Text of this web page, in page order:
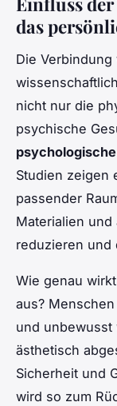
das
Die Verbindung
nicht nur die
psychische
Studien zeigen
passender
Materialien und
reduzieren und
Wie genau
aus?
und unbewusst
ästhetisch
Sicherheit und
wird so zum